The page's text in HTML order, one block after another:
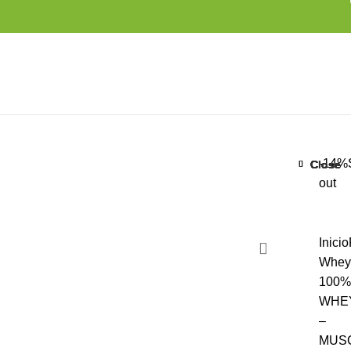
-14%
out
Inicio
Whey
100%
–
Close
Close
Close
Close
Close
Close
Close
Close